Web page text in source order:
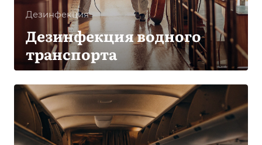
Дезинфекция
Дезинфекция водного
транспорта